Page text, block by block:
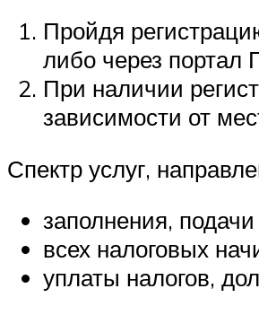
Пройдя
либо через портал
При наличии
зависимости от
Спектр услуг,
заполнения,
всех налоговых
уплаты налогов,